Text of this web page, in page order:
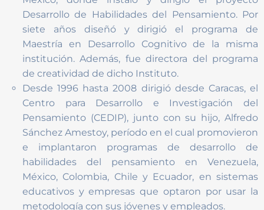
Desarrollo de Habilidades del Pensamiento. Por
siete años diseñó y dirigió el programa de
Maestría en Desarrollo Cognitivo de la misma
institución. Además, fue directora del programa
de creatividad de dicho Instituto.
Desde 1996 hasta 2008 dirigió desde Caracas, el
Centro para Desarrollo e Investigación del
Pensamiento (CEDIP), junto con su hijo, Alfredo
Sánchez Amestoy, período en el cual promovieron
e implantaron programas de desarrollo de
habilidades del pensamiento en Venezuela,
México, Colombia, Chile y Ecuador, en sistemas
educativos y empresas que optaron por usar la
metodología con sus jóvenes y empleados.